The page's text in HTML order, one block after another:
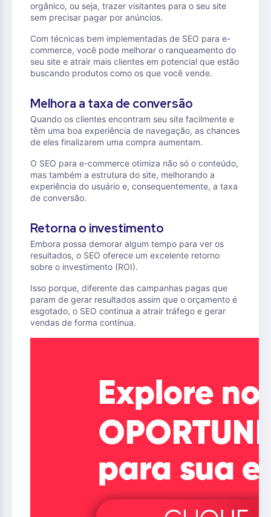
orgânico, ou seja, trazer visitantes para o seu site
sem precisar pagar por anúncios.
Com técnicas bem implementadas de SEO para e-
commerce, você pode melhorar o ranqueamento do
seu site e atrair mais clientes em potencial que estão
buscando produtos como os que você vende.
Melhora a taxa de conversão
Quando os clientes encontram seu site facilmente e
têm uma boa experiência de navegação, as chances
de eles finalizarem uma compra aumentam.
O SEO para e-commerce otimiza não só o conteúdo,
mas também a estrutura do site, melhorando a
experiência do usuário e, consequentemente, a taxa
de conversão.
Retorna o investimento
Embora possa demorar algum tempo para ver os
resultados, o SEO oferece um excelente retorno
sobre o investimento (ROI).
Isso porque, diferente das campanhas pagas que
param de gerar resultados assim que o orçamento é
esgotado, o SEO continua a atrair tráfego e gerar
vendas de forma contínua.